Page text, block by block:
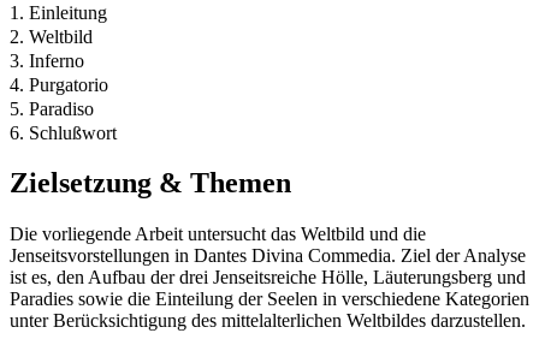
1. Einleitung
2. Weltbild
3. Inferno
4. Purgatorio
5. Paradiso
6. Schlußwort
Zielsetzung & Themen
Die vorliegende Arbeit untersucht das Weltbild und die
Jenseitsvorstellungen in Dantes Divina Commedia. Ziel der Analyse
ist es, den Aufbau der drei Jenseitsreiche Hölle, Läuterungsberg und
Paradies sowie die Einteilung der Seelen in verschiedene Kategorien
unter Berücksichtigung des mittelalterlichen Weltbildes darzustellen.